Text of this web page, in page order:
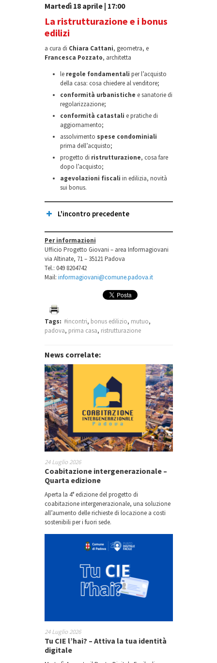
Martedì 18 aprile | 17:00
La ristrutturazione e i bonus
edilizi
a cura di Chiara Cattani, geometra, e
Francesca Pozzato, architetta
le regole fondamentali per l’acquisto
della casa: cosa chiedere al venditore;
conformità urbanistiche e sanatorie di
regolarizzazione;
conformità catastali e pratiche di
aggiornamento;
assolvimento spese condominiali
prima dell’acquisto;
progetto di ristrutturazione, cosa fare
dopo l’acquisto;
agevolazioni fiscali in edilizia, novità
sui bonus.
L'incontro precedente
conformità
urbanistica catastale
regime fiscale
Per informazioni
Ufficio Progetto Giovani – area Informagiovani
via Altinate, 71 – 35121 Padova
Tel.: 049 8204742
Mail: informagiovani@comune.padova.it
Tags: #incontri, bonus edilizio, mutuo,
padova, prima casa, ristrutturazione
News correlate:
24 Luglio 2026
Coabitazione intergenerazionale –
Quarta edizione
Aperta la 4° edizione del progetto di
coabitazione intergenerazionale, una soluzione
all’aumento delle richieste di locazione a costi
sostenibili per i fuori sede.
24 Luglio 2026
Tu CIE l’hai? – Attiva la tua identità
digitale